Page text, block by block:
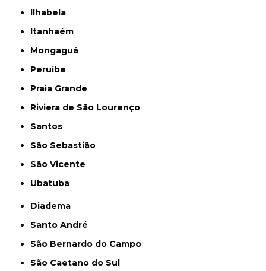
Ilhabela
Itanhaém
Mongaguá
Peruíbe
Praia Grande
Riviera de São Lourenço
Santos
São Sebastião
São Vicente
Ubatuba
Diadema
Santo André
São Bernardo do Campo
São Caetano do Sul